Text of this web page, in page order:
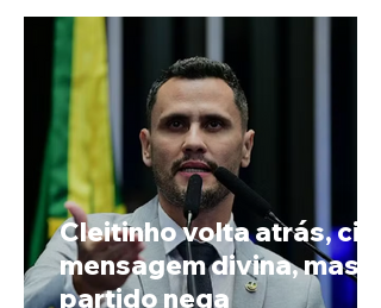
Cleitinho volta atrás, cita
mensagem divina, mas
partido nega